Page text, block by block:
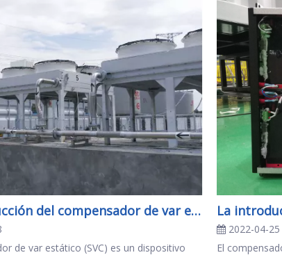
La introducción del compensador de var estático
de var estático (SVC) es un dispositivo
2022-04-25
El